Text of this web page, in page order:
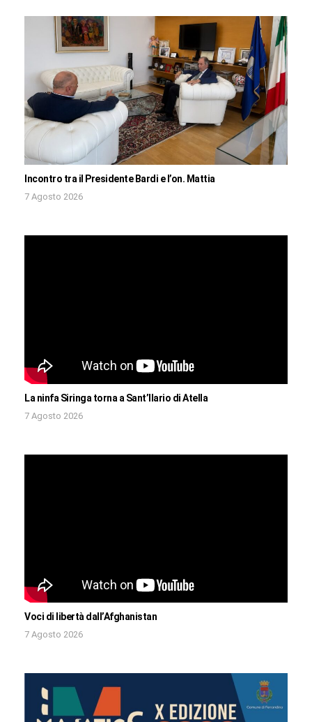
Incontro tra il Presidente Bardi e l’on. Mattia
7 Agosto 2026
La ninfa Siringa torna a Sant’Ilario di Atella
7 Agosto 2026
Voci di libertà dall’Afghanistan
7 Agosto 2026